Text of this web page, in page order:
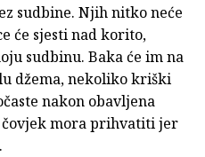
sudbine. Njih nitko neće
će sjesti nad korito,
sudbinu. Baka će im na
džema, nekoliko kriški
nakon obavljena
čovjek mora prihvatiti jer